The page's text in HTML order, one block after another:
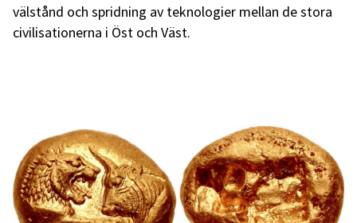
välstånd och spridning av teknologier mellan de stora
civilisationerna i Öst och Väst.